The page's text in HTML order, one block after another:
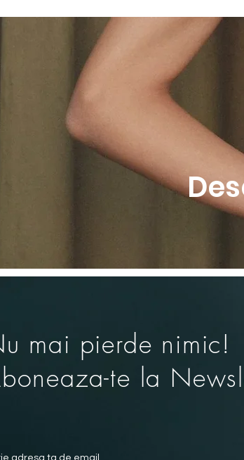
eleganta fara
• Chilot maxi cu
• Cusaturi
• Material
mai pierde nimic!
te la